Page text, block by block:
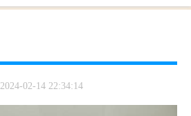
2024-02-14 22:34:14